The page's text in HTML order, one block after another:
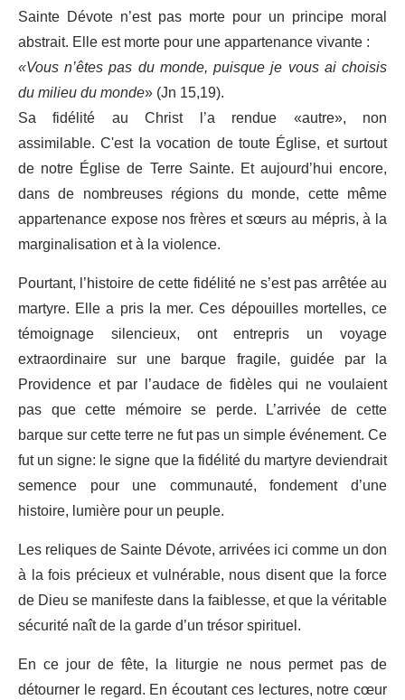
Sainte Dévote n’est pas morte pour un principe moral
abstrait. Elle est morte pour une appartenance vivante :
«Vous n’êtes pas du monde, puisque je vous ai choisis
du milieu du monde» (Jn 15,19).
Sa fidélité au Christ l’a rendue «autre», non
assimilable. C'est la vocation de toute Église, et surtout
de notre Église de Terre Sainte. Et aujourd’hui encore,
dans de nombreuses régions du monde, cette même
appartenance expose nos frères et sœurs au mépris, à la
marginalisation et à la violence.
Pourtant, l’histoire de cette fidélité ne s’est pas arrêtée au
martyre. Elle a pris la mer. Ces dépouilles mortelles, ce
témoignage silencieux, ont entrepris un voyage
extraordinaire sur une barque fragile, guidée par la
Providence et par l’audace de fidèles qui ne voulaient
pas que cette mémoire se perde. L’arrivée de cette
barque sur cette terre ne fut pas un simple événement. Ce
fut un signe: le signe que la fidélité du martyre deviendrait
semence pour une communauté, fondement d’une
histoire, lumière pour un peuple.
Les reliques de Sainte Dévote, arrivées ici comme un don
à la fois précieux et vulnérable, nous disent que la force
de Dieu se manifeste dans la faiblesse, et que la véritable
sécurité naît de la garde d’un trésor spirituel.
En ce jour de fête, la liturgie ne nous permet pas de
détourner le regard. En écoutant ces lectures, notre cœur